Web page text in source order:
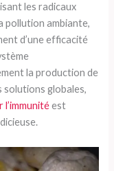
les radicaux
pollution ambiante,
d’une efficacité
la production de
solutions globales,
est